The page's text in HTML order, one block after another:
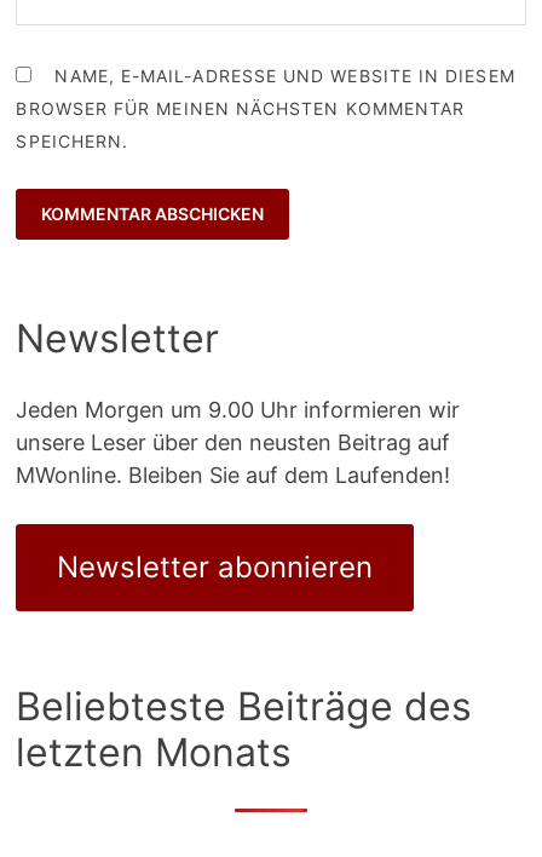
NAME, E-MAIL-ADRESSE UND WEBSITE IN DIESEM
BROWSER FÜR MEINEN NÄCHSTEN KOMMENTAR
SPEICHERN.
Newsletter
Jeden Morgen um 9.00 Uhr informieren wir
unsere Leser über den neusten Beitrag auf
MWonline. Bleiben Sie auf dem Laufenden!
Newsletter abonnieren
Beliebteste Beiträge des
letzten Monats